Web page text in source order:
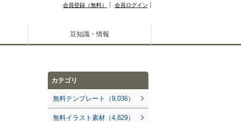
会員登録（無料） 会員ログイン
豆知識・情報
カテゴリ
無料テンプレート（9,036）
無料イラスト素材（4,829）